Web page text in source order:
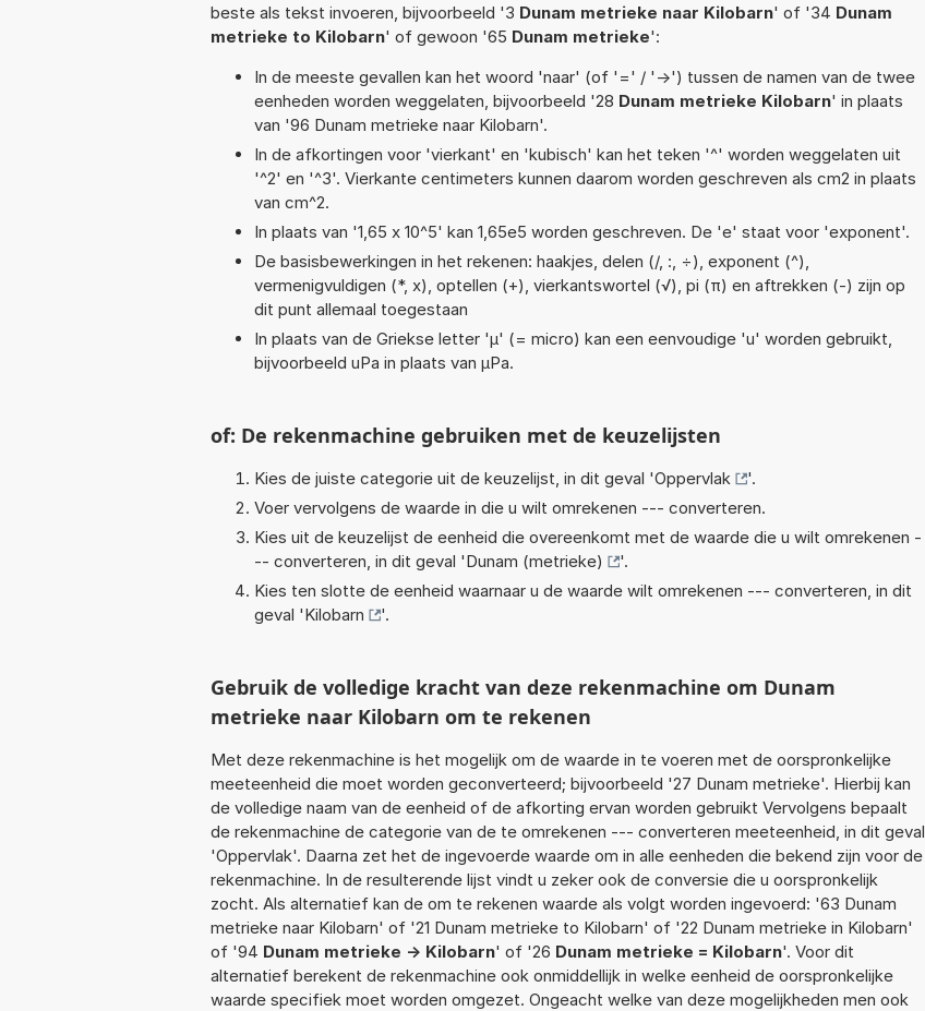
beste als tekst invoeren, bijvoorbeeld '3 Dunam metrieke naar Kilobarn' of '34 Dunam
metrieke to Kilobarn' of gewoon '65 Dunam metrieke':
In de meeste gevallen kan het woord 'naar' (of '=' / '->') tussen de namen van de twee
eenheden worden weggelaten, bijvoorbeeld '28 Dunam metrieke Kilobarn' in plaats
van '96 Dunam metrieke naar Kilobarn'.
In de afkortingen voor 'vierkant' en 'kubisch' kan het teken '^' worden weggelaten uit
'^2' en '^3'. Vierkante centimeters kunnen daarom worden geschreven als cm2 in plaats
van cm^2.
In plaats van '1,65 x 10^5' kan 1,65e5 worden geschreven. De 'e' staat voor 'exponent'.
De basisbewerkingen in het rekenen: haakjes, delen (/, :, ÷), exponent (^),
vermenigvuldigen (*, x), optellen (+), vierkantswortel (√), pi (π) en aftrekken (-) zijn op
dit punt allemaal toegestaan
In plaats van de Griekse letter 'µ' (= micro) kan een eenvoudige 'u' worden gebruikt,
bijvoorbeeld uPa in plaats van µPa.
of: De rekenmachine gebruiken met de keuzelijsten
Kies de juiste categorie uit de keuzelijst, in dit geval 'Oppervlak
'.
Voer vervolgens de waarde in die u wilt omrekenen --- converteren.
Kies uit de keuzelijst de eenheid die overeenkomt met de waarde die u wilt omrekenen -
-- converteren, in dit geval 'Dunam (metrieke)
'.
Kies ten slotte de eenheid waarnaar u de waarde wilt omrekenen --- converteren, in dit
geval 'Kilobarn '.
Gebruik de volledige kracht van deze rekenmachine om Dunam
metrieke naar Kilobarn om te rekenen
Met deze rekenmachine is het mogelijk om de waarde in te voeren met de oorspronkelijke
meeteenheid die moet worden geconverteerd; bijvoorbeeld '27 Dunam metrieke'. Hierbij kan
de volledige naam van de eenheid of de afkorting ervan worden gebruikt Vervolgens bepaalt
de rekenmachine de categorie van de te omrekenen --- converteren meeteenheid, in dit geval
'Oppervlak'. Daarna zet het de ingevoerde waarde om in alle eenheden die bekend zijn voor de
rekenmachine. In de resulterende lijst vindt u zeker ook de conversie die u oorspronkelijk
zocht. Als alternatief kan de om te rekenen waarde als volgt worden ingevoerd: '63 Dunam
metrieke naar Kilobarn' of '21 Dunam metrieke to Kilobarn' of '22 Dunam metrieke in Kilobarn'
of '94 Dunam metrieke -> Kilobarn' of '26 Dunam metrieke = Kilobarn'. Voor dit
alternatief berekent de rekenmachine ook onmiddellijk in welke eenheid de oorspronkelijke
waarde specifiek moet worden omgezet. Ongeacht welke van deze mogelijkheden men ook